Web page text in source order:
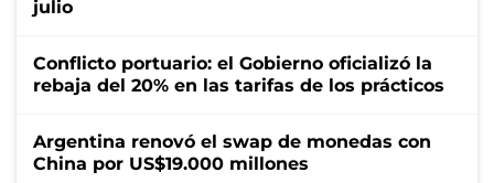
julio
Conflicto portuario: el Gobierno oficializó la
rebaja del 20% en las tarifas de los prácticos
Argentina renovó el swap de monedas con
China por US$19.000 millones